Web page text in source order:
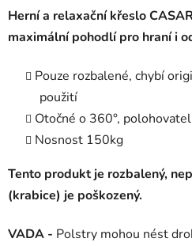
Herní a relaxační křeslo
maximální pohodlí pro hraní i
Pouze rozbalené, chybí
použití
Otočné o 360°,
Nosnost 150kg
Tento produkt je rozbalený,
(krabice) je poškozený.
VADA - Polstry mohou nést